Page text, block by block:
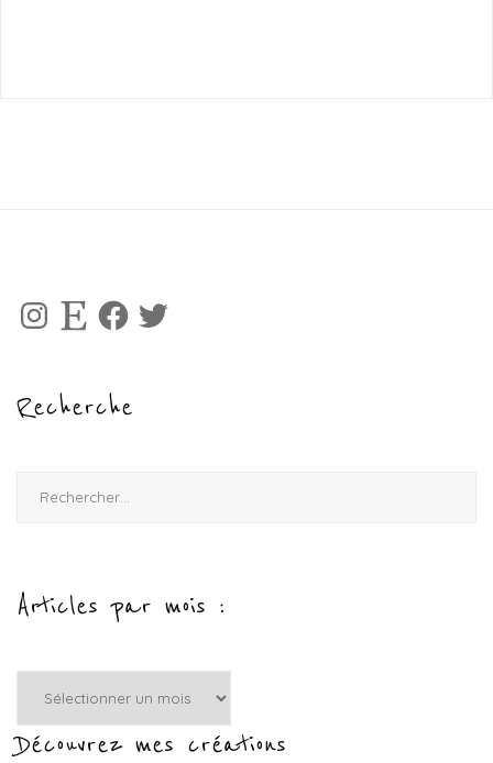
Instagram
Etsy Facebook
Twitter
Recherche
Articles par mois :
:Découvrez mes créations